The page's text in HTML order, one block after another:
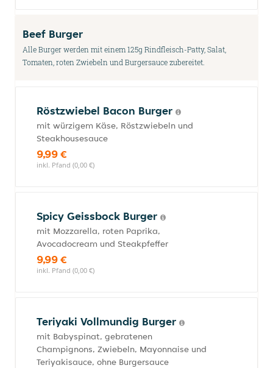
Beef Burger
Alle Burger werden mit einem 125g Rindfleisch-Patty, Salat,
Tomaten, roten Zwiebeln und Burgersauce zubereitet.
Röstzwiebel Bacon Burger
mit würzigem Käse, Röstzwiebeln und
Steakhousesauce
9,99 €
inkl. Pfand (0,00 €)
Spicy Geissbock Burger
mit Mozzarella, roten Paprika,
Avocadocream und Steakpfeffer
9,99 €
inkl. Pfand (0,00 €)
Teriyaki Vollmundig Burger
mit Babyspinat, gebratenen
Champignons, Zwiebeln, Mayonnaise und
Teriyakisauce, ohne Burgersauce